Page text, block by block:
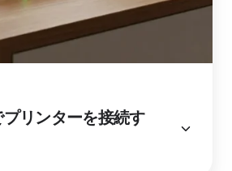
リンターを接続す